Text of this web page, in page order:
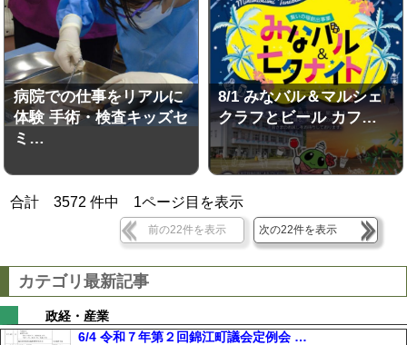
病院での仕事をリアルに
体験 手術・検査キッズセ
ミ…
8/1 みなバル＆マルシェ
クラフとビール カフ…
合計3572 件中 1ページ目を表示
前の22件を表示 次の22件を表示
カテゴリ最新記事
政経・産業
6/4 令和７年第２回錦江町議会定例会 …